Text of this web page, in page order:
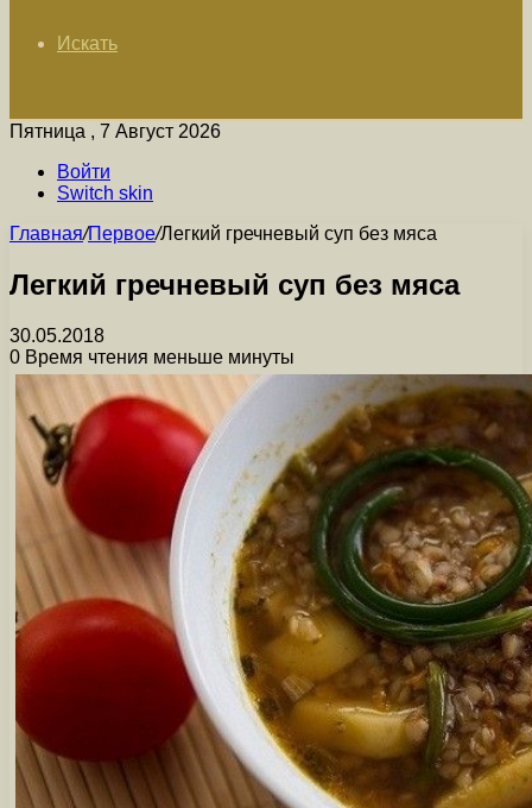
Искать
Пятница , 7 Август 2026
Войти
Switch skin
Главная/Первое/Легкий гречневый суп без мяса
Легкий гречневый суп без мяса
30.05.2018
0 Время чтения меньше минуты